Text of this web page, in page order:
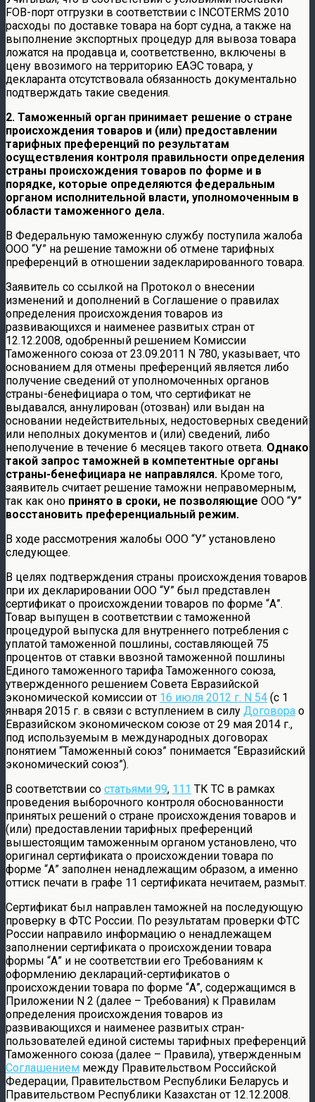
FOB-порт отгрузки в соответствии с INCOTERMS 2010
расходы по доставке товара на борт судна, а также на
выполнение экспортных процедур для вывоза товара
ложатся на продавца и, соответственно, включены в
цену ввозимого на территорию ЕАЭС товара, у
декларанта отсутствовала обязанность документально
подтверждать такие сведения.
2. Таможенный орган принимает решение о стране
происхождения товаров и (или) предоставлении
тарифных преференций по результатам
осуществления контроля правильности определения
страны происхождения товаров по форме и в
порядке, которые определяются федеральным
органом исполнительной власти, уполномоченным в
области таможенного дела.
В Федеральную таможенную службу поступила жалоба
ООО “У” на решение таможни об отмене тарифных
преференций в отношении задекларированного товара.
Заявитель со ссылкой на Протокол о внесении
изменений и дополнений в Соглашение о правилах
определения происхождения товаров из
развивающихся и наименее развитых стран от
12.12.2008, одобренный решением Комиссии
Таможенного союза от 23.09.2011 N 780, указывает, что
основанием для отмены преференций является либо
получение сведений от уполномоченных органов
страны-бенефициара о том, что сертификат не
выдавался, аннулирован (отозван) или выдан на
основании недействительных, недостоверных сведений
или неполных документов и (или) сведений, либо
неполучение в течение 6 месяцев такого ответа. Однако
такой запрос таможней в компетентные органы
страны-бенефициара не направлялся. Кроме того,
заявитель считает решение таможни неправомерным,
так как оно принято в сроки, не позволяющие ООО “У”
восстановить преференциальный режим.
В ходе рассмотрения жалобы ООО “У” установлено
следующее.
В целях подтверждения страны происхождения товаров
при их декларировании ООО “У” был представлен
сертификат о происхождении товаров по форме “А”.
Товар выпущен в соответствии с таможенной
процедурой выпуска для внутреннего потребления с
уплатой таможенной пошлины, составляющей 75
процентов от ставки ввозной таможенной пошлины
Единого таможенного тарифа Таможенного союза,
утвержденного решением Совета Евразийской
экономической комиссии от 16 июля 2012 г. N 54 (с 1
января 2015 г. в связи с вступлением в силу Договора о
Евразийском экономическом союзе от 29 мая 2014 г.,
под используемым в международных договорах
понятием “Таможенный союз” понимается “Евразийский
экономический союз”).
В соответствии со статьями 99, 111 ТК ТС в рамках
проведения выборочного контроля обоснованности
принятых решений о стране происхождения товаров и
(или) предоставлении тарифных преференций
вышестоящим таможенным органом установлено, что
оригинал сертификата о происхождении товара по
форме “А” заполнен ненадлежащим образом, а именно
оттиск печати в графе 11 сертификата нечитаем, размыт.
Сертификат был направлен таможней на последующую
проверку в ФТС России. По результатам проверки ФТС
России направило информацию о ненадлежащем
заполнении сертификата о происхождении товара
формы “А” и не соответствии его Требованиям к
оформлению деклараций-сертификатов о
происхождении товара по форме “А”, содержащимся в
Приложении N 2 (далее – Требования) к Правилам
определения происхождения товаров из
развивающихся и наименее развитых стран-
пользователей единой системы тарифных преференций
Таможенного союза (далее – Правила), утвержденным
Соглашением между Правительством Российской
Федерации, Правительством Республики Беларусь и
Правительством Республики Казахстан от 12.12.2008.